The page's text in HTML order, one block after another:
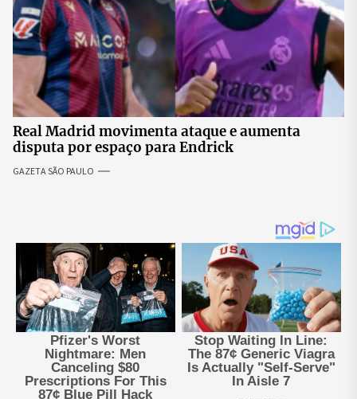
Real Madrid movimenta ataque e aumenta
disputa por espaço para Endrick
GAZETA SÃO PAULO